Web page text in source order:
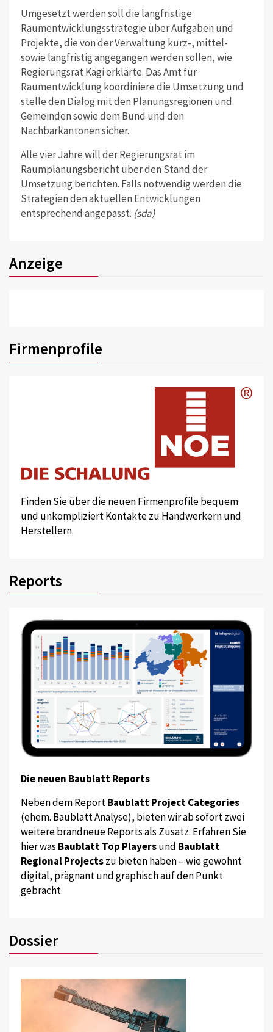
Umgesetzt werden soll die langfristige
Raumentwicklungsstrategie über Aufgaben und
Projekte, die von der Verwaltung kurz-, mittel-
sowie langfristig angegangen werden sollen, wie
Regierungsrat Kägi erklärte. Das Amt für
Raumentwicklung koordiniere die Umsetzung und
stelle den Dialog mit den Planungsregionen und
Gemeinden sowie dem Bund und den
Nachbarkantonen sicher.
Alle vier Jahre will der Regierungsrat im
Raumplanungsbericht über den Stand der
Umsetzung berichten. Falls notwendig werden die
Strategien den aktuellen Entwicklungen
entsprechend angepasst. (sda)
Anzeige
Firmenprofile
Finden Sie über die neuen Firmenprofile bequem
und unkompliziert Kontakte zu Handwerkern und
Herstellern.
Reports
Die neuen Baublatt Reports
Neben dem ReportBaublatt Project Categories
(ehem. Baublatt Analyse), bieten wir ab sofort zwei
weitere brandneue Reports als Zusatz. Erfahren Sie
hier was Baublatt Top Playersund Baublatt
Regional Projectszu bieten haben – wie gewohnt
digital, prägnant und graphisch auf den Punkt
gebracht.
Dossier